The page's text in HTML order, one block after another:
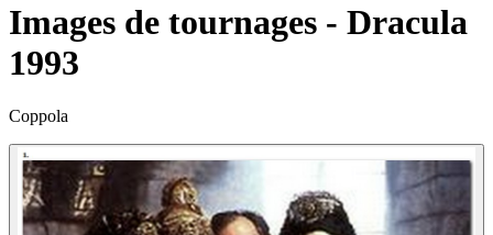
Images de tournages - Dracula
1993
Coppola